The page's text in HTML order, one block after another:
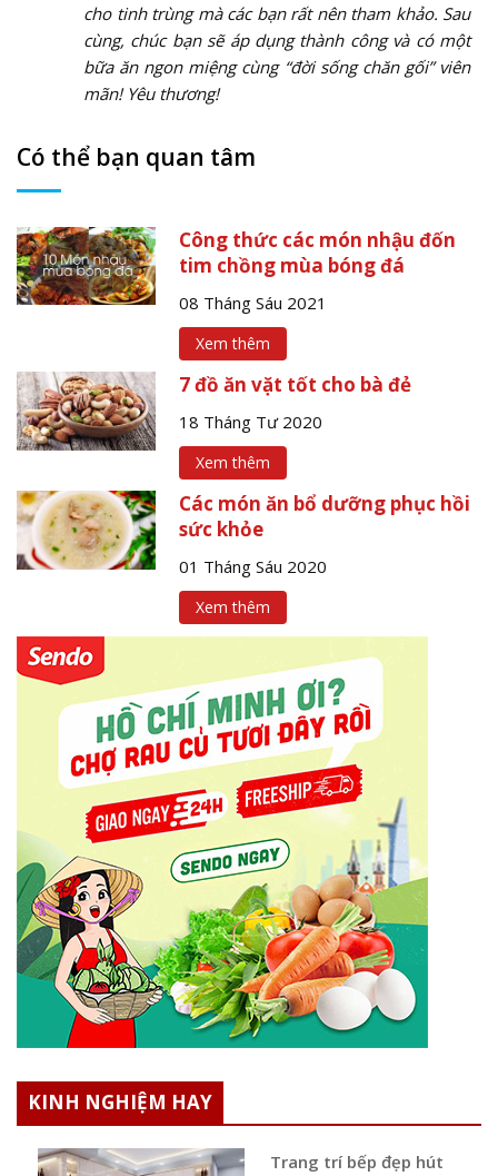
cho tinh trùng mà các bạn rất nên tham khảo. Sau
cùng, chúc bạn sẽ áp dụng thành công và có một
bữa ăn ngon miệng cùng “đời sống chăn gối” viên
mãn! Yêu thương!
Có thể bạn quan tâm
Công thức các món nhậu đốn
tim chồng mùa bóng đá
08 Tháng Sáu 2021
Xem thêm
7 đồ ăn vặt tốt cho bà đẻ
18 Tháng Tư 2020
Xem thêm
Các món ăn bổ dưỡng phục hồi
sức khỏe
01 Tháng Sáu 2020
Xem thêm
KINH NGHIỆM HAY
Trang trí bếp đẹp hút